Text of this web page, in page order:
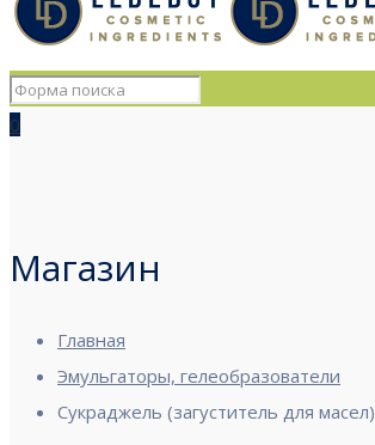
0
Магазин
Главная
Эмульгаторы, гелеобразователи
Сукраджель (загуститель для масел)